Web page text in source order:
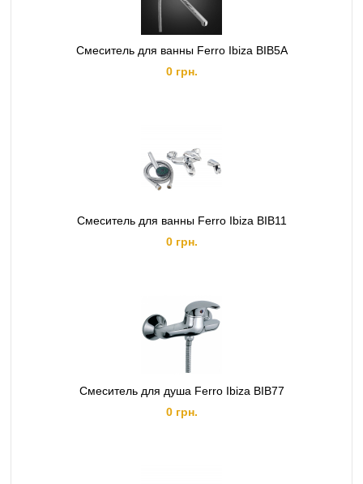
Смеситель для ванны Ferro Ibiza BIB5A
0 грн.
Смеситель для ванны Ferro Ibiza BIB11
0 грн.
Смеситель для душа Ferro Ibiza BIB77
0 грн.